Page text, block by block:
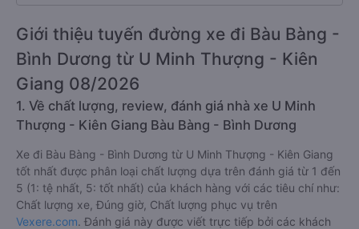
Giới thiệu tuyến đường xe đi Bàu Bàng -
Bình Dương từ U Minh Thượng - Kiên
Giang 08/2026
1. Về chất lượng, review, đánh giá nhà xe U Minh
Thượng - Kiên Giang Bàu Bàng - Bình Dương
Xe đi Bàu Bàng - Bình Dương từ U Minh Thượng - Kiên Giang
tốt nhất được phân loại chất lượng dựa trên đánh giá từ 1 đến
5 (1: tệ nhất, 5: tốt nhất) của khách hàng với các tiêu chí như:
Chất lượng xe, Đúng giờ, Chất lượng phục vụ trên
Vexere.com. Đánh giá này được viết trực tiếp bởi các khách